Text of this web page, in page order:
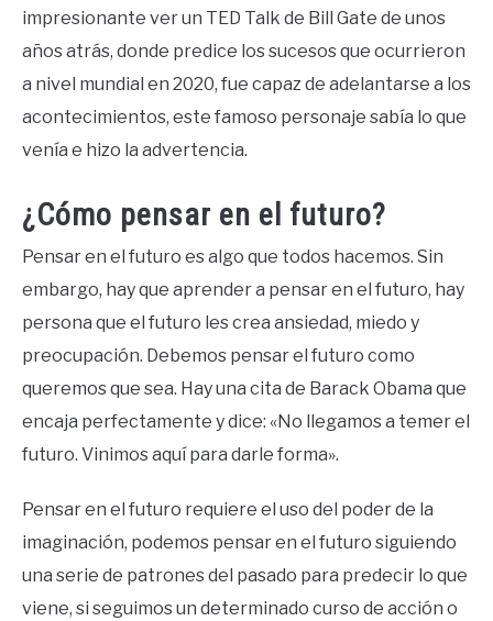
impresionante ver un TED Talk de Bill Gate de unos
años atrás, donde predice los sucesos que ocurrieron
a nivel mundial en 2020, fue capaz de adelantarse a los
acontecimientos, este famoso personaje sabía lo que
venía e hizo la advertencia.
¿Cómo pensar en el futuro?
Pensar en el futuro es algo que todos hacemos. Sin
embargo, hay que aprender a pensar en el futuro, hay
persona que el futuro les crea ansiedad, miedo y
preocupación. Debemos pensar el futuro como
queremos que sea. Hay una cita de Barack Obama que
encaja perfectamente y dice: «No llegamos a temer el
futuro. Vinimos aquí para darle forma».
Pensar en el futuro requiere el uso del poder de la
imaginación, podemos pensar en el futuro siguiendo
una serie de patrones del pasado para predecir lo que
viene, si seguimos un determinado curso de acción o